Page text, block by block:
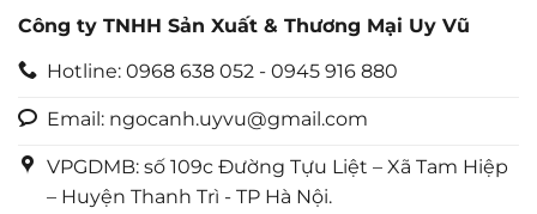
Công ty TNHH Sản Xuất & Thương Mại Uy Vũ
Hotline: 0968 638 052 - 0945 916 880
Email: ngocanh.uyvu@gmail.com
VPGDMB: số 109c Đường Tựu Liệt – Xã Tam Hiệp
– Huyện Thanh Trì - TP Hà Nội.